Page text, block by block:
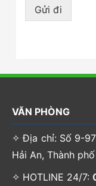
Gửi đi
VĂN PHÒNG
✧ Địa chỉ: Số 9-
Hải An, Thành
✧ HOTLINE 24/7: